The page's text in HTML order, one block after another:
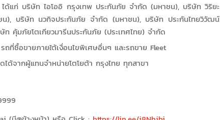
ด้แก่ บริษัท ไอโออิ กรุงเทพ ประกันภัย จำกัด (มหาชน), บริษัท วิริยะ
), บริษัท นวกิจประกันภัย จำกัด (มหาชน), บริษัท ประกันไทยวิวัฒน์
คุ้มภัยโตเกียวมารีนประกันภัย (ประเทศไทย) จำกัด
ถที่ซื้อขายภายใต้เงื่อนไขพิเศษอื่นๆ และรถขาย Fleet
ได้จากผู้แทนจำหน่ายโตโยต้า กรุงไทย ทุกสาขา